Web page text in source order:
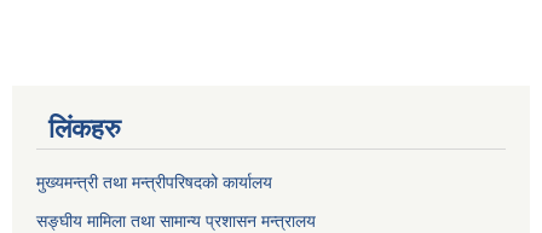
लिंकहरु
मुख्यमन्त्री तथा मन्त्रीपरिषदको कार्यालय
सङ्घीय मामिला तथा सामान्य प्रशासन मन्त्रालय